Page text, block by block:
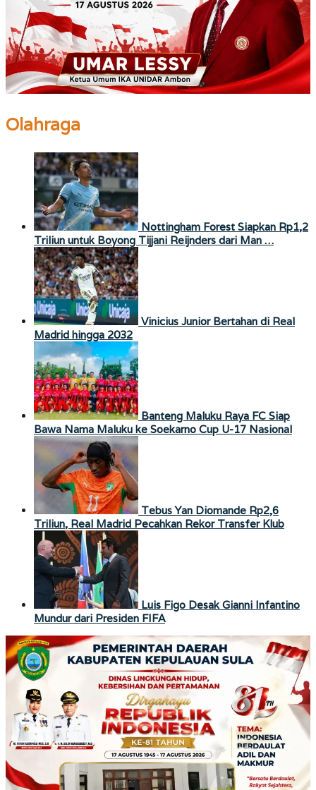
Olahraga
Nottingham Forest Siapkan Rp1,2
Triliun untuk Boyong Tijjani Reijnders dari Man …
Vinicius Junior Bertahan di Real
Madrid hingga 2032
Banteng Maluku Raya FC Siap
Bawa Nama Maluku ke Soekarno Cup U-17 Nasional
Tebus Yan Diomande Rp2,6
Triliun, Real Madrid Pecahkan Rekor Transfer Klub
Luis Figo Desak Gianni Infantino
Mundur dari Presiden FIFA